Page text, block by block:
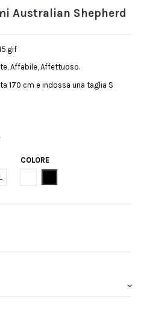
Australian Shepherd
Affabile, Affettuoso.
170 cm e indossa una taglia S
COLORE